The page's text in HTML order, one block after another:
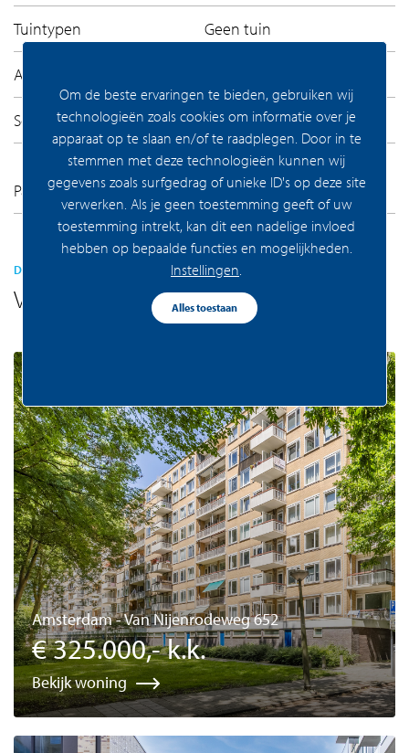
Tuintypen Geen tuin
Achterom
Soorten Geen garage
Parkeer faciliteiten
Openbaar parkeren,
Parkeervergunningen
DEZE VIND JE VAST LEUK
Vergelijkaar aanbod
Amsterdam - Van Nijenrodeweg 652
€ 325.000,- k.k.
Bekijk woning
Om de beste ervaringen te bieden, gebruiken wij
technologieën zoals cookies om informatie over je
apparaat op te slaan en/of te raadplegen. Door in te
stemmen met deze technologieën kunnen wij
gegevens zoals surfgedrag of unieke ID's op deze site
verwerken. Als je geen toestemming geeft of uw
toestemming intrekt, kan dit een nadelige invloed
hebben op bepaalde functies en mogelijkheden.
Instellingen
Alles toestaan